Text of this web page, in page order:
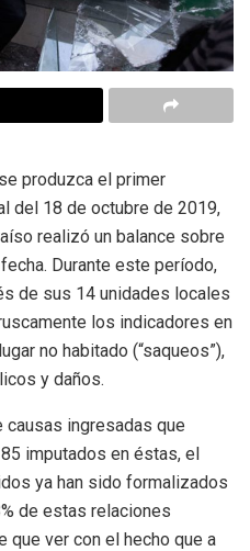
produzca el primer
del 18 de octubre de 2019,
realizó un balance sobre
Durante este período,
de sus 14 unidades locales
los indicadores en
no habitado (“saqueos”),
y daños.
causas ingresadas que
imputados en éstas, el
ya han sido formalizados
de estas relaciones
que ver con el hecho que a